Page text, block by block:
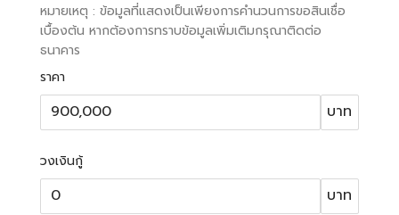
หมายเหตุ : ข้อมูลที่แสดงเป็นเพียงการคำนวนการขอสินเชื่อ
เบื้องต้น หากต้องการทราบข้อมูลเพิ่มเติมกรุณาติดต่อ
ธนาคาร
ราคา
บาท
วงเงินกู้
บาท